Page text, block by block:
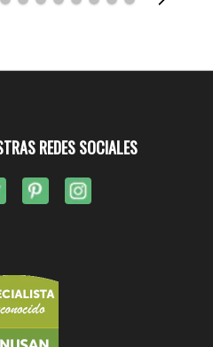
REDES SOCIALES